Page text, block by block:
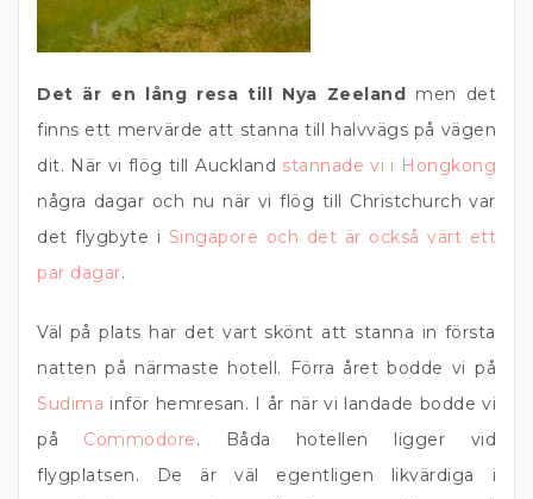
Det är en lång resa till Nya Zeeland men det
finns ett mervärde att stanna till halvvägs på vägen
dit. När vi flög till Auckland stannade vi i Hongkong
några dagar och nu när vi flög till Christchurch var
det flygbyte i Singapore och det är också värt ett
par dagar.
Väl på plats har det vart skönt att stanna in första
natten på närmaste hotell. Förra året bodde vi på
Sudima inför hemresan. I år när vi landade bodde vi
på Commodore. Båda hotellen ligger vid
flygplatsen. De är väl egentligen likvärdiga i